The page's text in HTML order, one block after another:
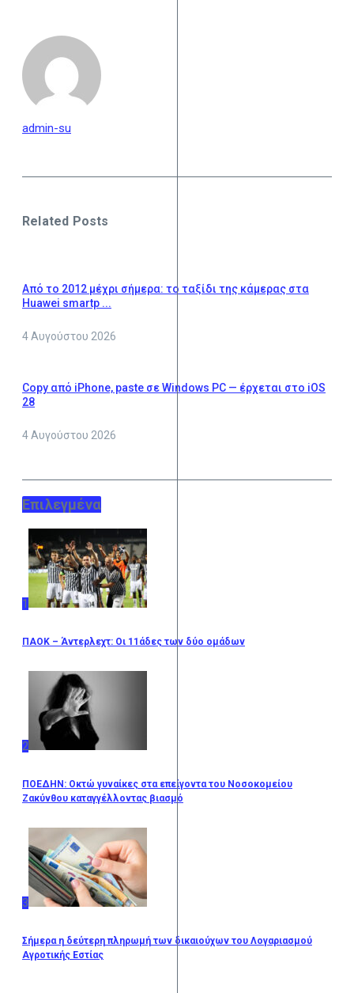
admin-su
Related Posts
Από το 2012 μέχρι σήμερα: το ταξίδι της κάμερας στα
Huawei smartp ...
4 Αυγούστου 2026
Copy από iPhone, paste σε Windows PC — έρχεται στο iOS
28
4 Αυγούστου 2026
Επιλεγμένα
1
ΠΑΟΚ – Άντερλεχτ: Οι 11άδες των δύο ομάδων
2
ΠΟΕΔΗΝ: Οκτώ γυναίκες στα επείγοντα του Νοσοκομείου
Ζακύνθου καταγγέλλοντας βιασμό
3
Σήμερα η δεύτερη πληρωμή των δικαιούχων του Λογαριασμού
Αγροτικής Εστίας